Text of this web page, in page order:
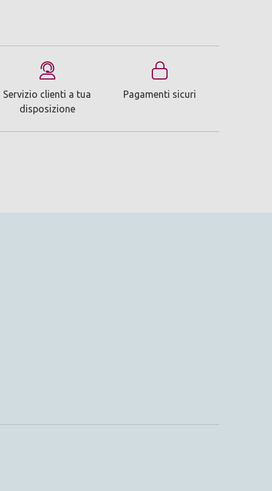
Servizio clienti a tua
disposizione
Pagamenti sicuri